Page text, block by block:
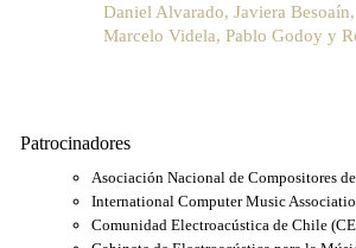
Daniel Alvarado, Javiera
Marcelo Videla, Pablo Godoy y
Patrocinadores
Asociación Nacional de Compositores
International Computer Music
Comunidad Electroacústica de Chile